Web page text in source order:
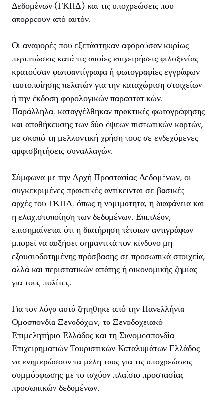
Δεδομένων (ΓΚΠΔ) και τις υποχρεώσεις που
απορρέουν από αυτόν.
Οι αναφορές που εξετάστηκαν αφορούσαν κυρίως
περιπτώσεις κατά τις οποίες επιχειρήσεις φιλοξενίας
κρατούσαν φωτοαντίγραφα ή φωτογραφίες εγγράφων
ταυτοποίησης πελατών για την καταχώριση στοιχείων
ή την έκδοση φορολογικών παραστατικών.
Παράλληλα, καταγγέλθηκαν πρακτικές φωτογράφησης
και αποθήκευσης των δύο όψεων πιστωτικών καρτών,
με σκοπό τη μελλοντική χρήση τους σε ενδεχόμενες
αμφισβητήσεις συναλλαγών.
Σύμφωνα με την Αρχή Προστασίας Δεδομένων, οι
συγκεκριμένες πρακτικές αντίκεινται σε βασικές
αρχές του ΓΚΠΔ, όπως η νομιμότητα, η διαφάνεια και
η ελαχιστοποίηση των δεδομένων. Επιπλέον,
επισημαίνεται ότι η διατήρηση τέτοιων αντιγράφων
μπορεί να αυξήσει σημαντικά τον κίνδυνο μη
εξουσιοδοτημένης πρόσβασης σε προσωπικά στοιχεία,
αλλά και περιστατικών απάτης ή οικονομικής ζημίας
για τους πολίτες.
Για τον λόγο αυτό ζητήθηκε από την Πανελλήνια
Ομοσπονδία Ξενοδόχων, το Ξενοδοχειακό
Επιμελητήριο Ελλάδος και τη Συνομοσπονδία
Επιχειρηματιών Τουριστικών Καταλυμάτων Ελλάδος
να ενημερώσουν τα μέλη τους για τις υποχρεώσεις
συμμόρφωσης με το ισχύον πλαίσιο προστασίας
προσωπικών δεδομένων.